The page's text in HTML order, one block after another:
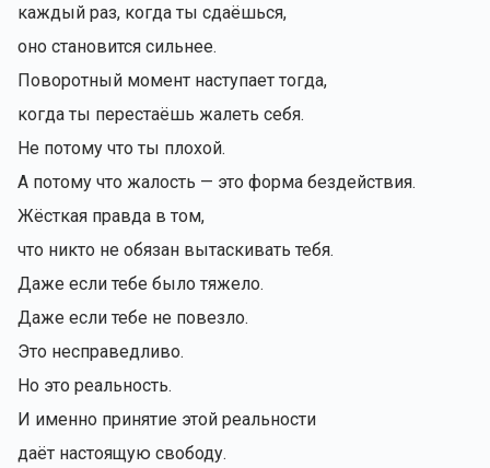
каждый раз, когда ты сдаёшься,
оно становится сильнее.
Поворотный момент наступает тогда,
когда ты перестаёшь жалеть себя.
Не потому что ты плохой.
А потому что жалость — это форма бездействия.
Жёсткая правда в том,
что никто не обязан вытаскивать тебя.
Даже если тебе было тяжело.
Даже если тебе не повезло.
Это несправедливо.
Но это реальность.
И именно принятие этой реальности
даёт настоящую свободу.